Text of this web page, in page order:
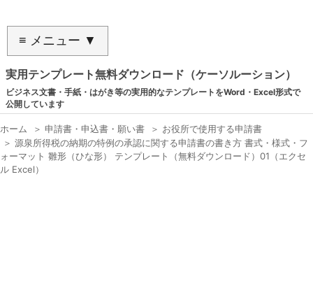
≡ メニュー ▼
実用テンプレート無料ダウンロード（ケーソルーション）
ビジネス文書・手紙・はがき等の実用的なテンプレートをWord・Excel形式で
公開しています
ホーム ＞ 申請書・申込書・願い書 ＞ お役所で使用する申請書
＞ 源泉所得税の納期の特例の承認に関する申請書の書き方 書式・様式・フ
ォーマット 雛形（ひな形） テンプレート（無料ダウンロード）01（エクセ
ル Excel）